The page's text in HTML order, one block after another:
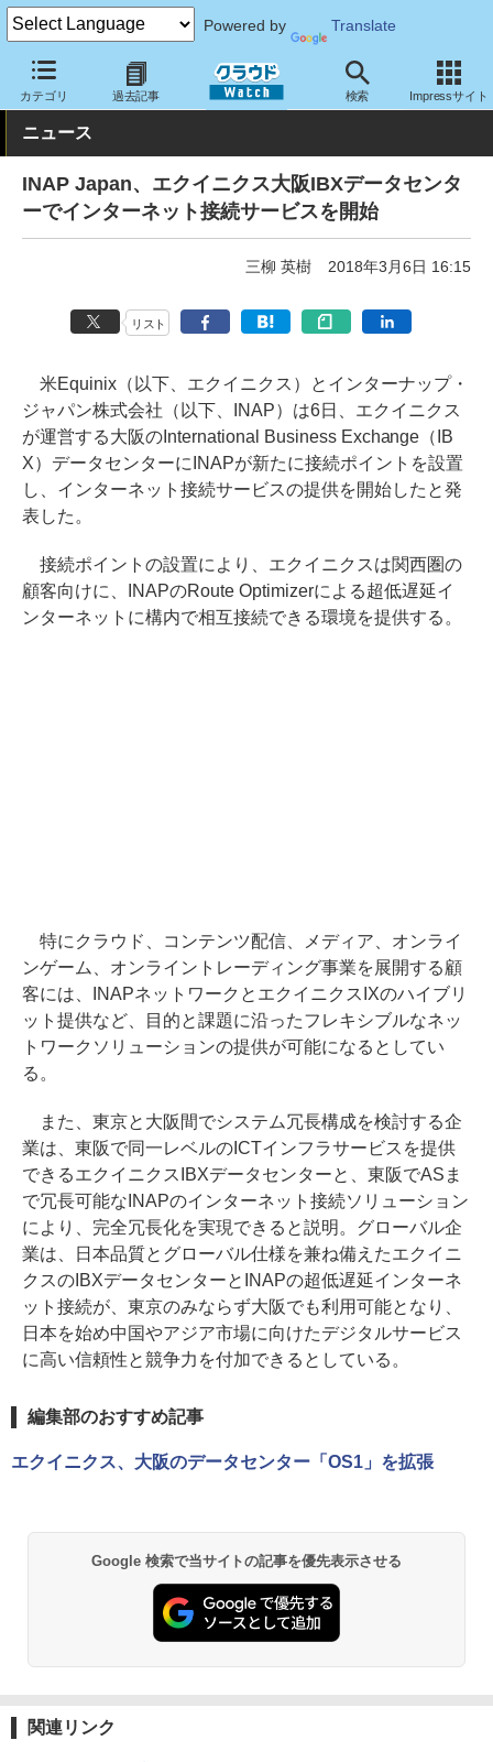
Powered by Translate
カテゴリ 過去記事 検索 Impressサイト
クラウド Watch ハード・インフラ データセンター
ニュース
INAP Japan、エクイニクス大阪IBXデータセンタ
ーでインターネット接続サービスを開始
三柳 英樹 2018年3月6日 16:15
リスト
米Equinix（以下、エクイニクス）とインターナップ・
ジャパン株式会社（以下、INAP）は6日、エクイニクス
が運営する大阪のInternational Business Exchange（IB
X）データセンターにINAPが新たに接続ポイントを設置
し、インターネット接続サービスの提供を開始したと発
表した。
接続ポイントの設置により、エクイニクスは関西圏の
顧客向けに、INAPのRoute Optimizerによる超低遅延イ
ンターネットに構内で相互接続できる環境を提供する。
特にクラウド、コンテンツ配信、メディア、オンライ
ンゲーム、オンライントレーディング事業を展開する顧
客には、INAPネットワークとエクイニクスIXのハイブリ
ット提供など、目的と課題に沿ったフレキシブルなネッ
トワークソリューションの提供が可能になるとしてい
る。
また、東京と大阪間でシステム冗長構成を検討する企
業は、東阪で同一レベルのICTインフラサービスを提供
できるエクイニクスIBXデータセンターと、東阪でASま
で冗長可能なINAPのインターネット接続ソリューション
により、完全冗長化を実現できると説明。グローバル企
業は、日本品質とグローバル仕様を兼ね備えたエクイニ
クスのIBXデータセンターとINAPの超低遅延インターネ
ット接続が、東京のみならず大阪でも利用可能となり、
日本を始め中国やアジア市場に向けたデジタルサービス
に高い信頼性と競争力を付加できるとしている。
編集部のおすすめ記事
エクイニクス、大阪のデータセンター「OS1」を拡張
Google 検索で当サイトの記事を優先表示させる
関連リンク